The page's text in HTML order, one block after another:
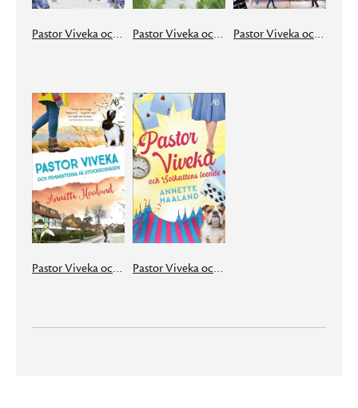
Pastor Viveka och tanterna Pastor Viveka och hundraårsjubileet Pastor Viveka och Glada änkan
Pastor Viveka och feministerna på Stockrosvägen Pastor Viveka och Solkattens leende